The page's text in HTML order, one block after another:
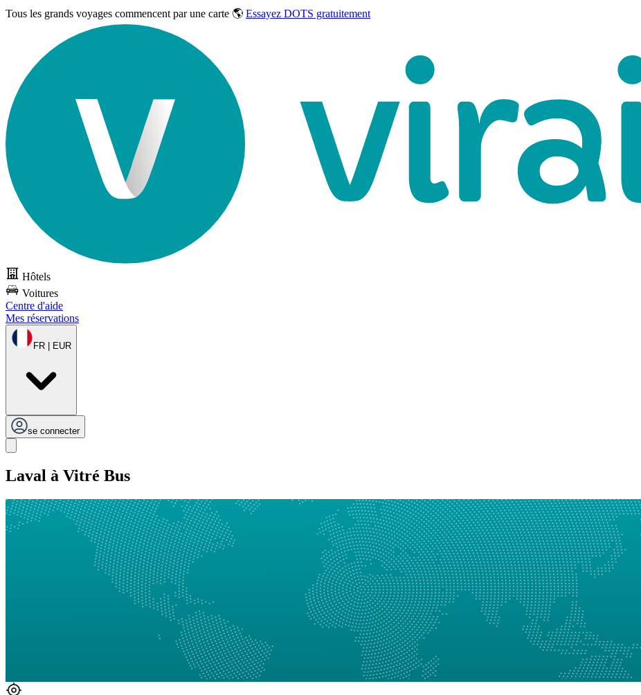
Tous les grands voyages commencent par une carte 🌎 Essayez DOTS gratuitement
Hôtels
Voitures
Centre d'aide
Mes réservations
FR | EUR
se connecter
Laval à Vitré Bus